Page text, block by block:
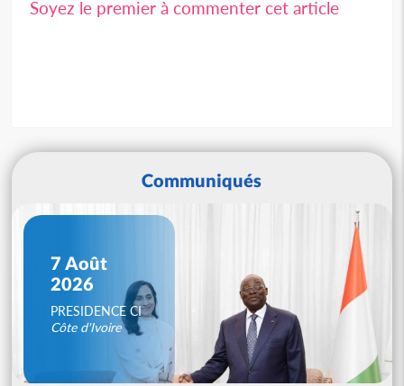
Soyez le premier à commenter cet article
Communiqués
7 Août
2026
PRESIDENCE CI
Côte d'Ivoire